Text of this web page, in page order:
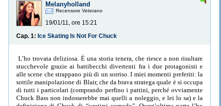
Melanyholland
Recensore Veterano
19/01/11, ore 15:21
Cap. 1: Ice Skating Is Not For Chuck
L’ho trovata deliziosa. È una storia tenera, che riesce a non risultare
stucchevole grazie ai battibecchi divertenti fra i due protagonisti e
alle scene che strappano più di un sorriso. I miei momenti preferiti: la
sottile manipolazione di Blair, che da brava stratega quale è si occupa
di tutti i particolari (comprando perfino i pattini, perché ovviamente
Chuck Bass non indosserebbe mai quelli a noleggio, e lei lo sa) e la